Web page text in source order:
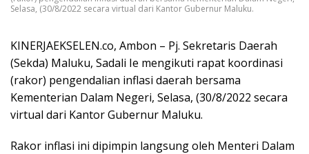
Selasa, (30/8/2022 secara virtual dari Kantor Gubernur Maluku.
KINERJAEKSELEN.co, Ambon – Pj. Sekretaris Daerah
(Sekda) Maluku, Sadali Ie mengikuti rapat koordinasi
(rakor) pengendalian inflasi daerah bersama
Kementerian Dalam Negeri, Selasa, (30/8/2022 secara
virtual dari Kantor Gubernur Maluku.
Rakor inflasi ini dipimpin langsung oleh Menteri Dalam